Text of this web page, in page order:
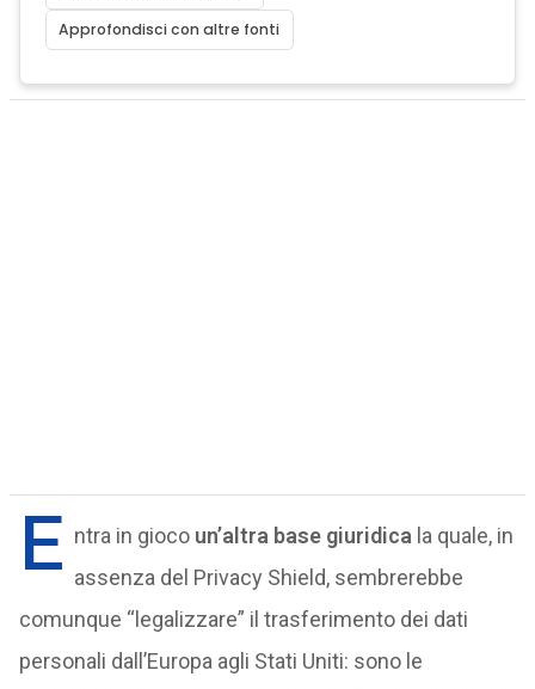
Approfondisci con altre fonti
E ntra in gioco un’altra base giuridica la quale, in
assenza del Privacy Shield, sembrerebbe
comunque “legalizzare” il trasferimento dei dati
personali dall’Europa agli Stati Uniti: sono le